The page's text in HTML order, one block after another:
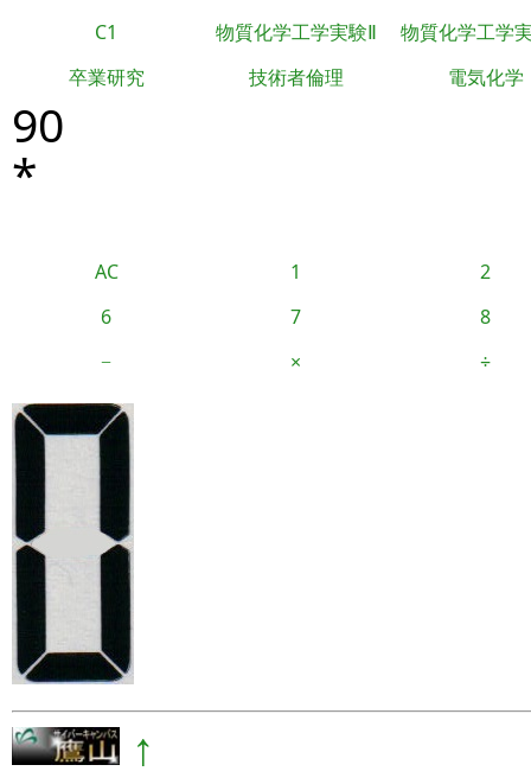
C1 物質化学工学実験Ⅱ
物質化学工学
卒業研究
技術者倫理 電気化学
90
*
AC 1
2
6
7
8
−
× ÷
↑